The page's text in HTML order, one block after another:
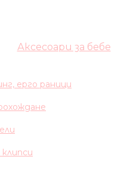
Аксесоари за бебе
ерго раници
клипси